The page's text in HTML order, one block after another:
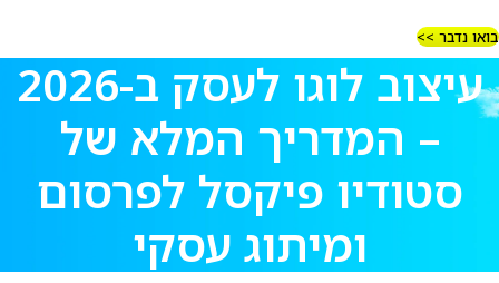
בואו נדבר >>
עיצוב לוגו לעסק ב-2026
– המדריך המלא של
סטודיו פיקסל לפרסום
ומיתוג עסקי